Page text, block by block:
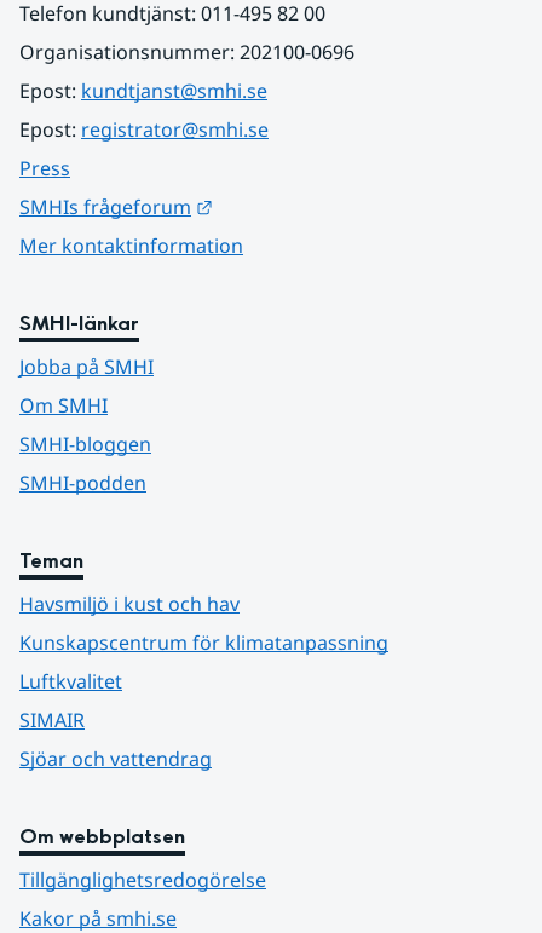
Telefon kundtjänst: 011-495 82 00
Organisationsnummer: 202100-0696
Epost: kundtjanst@smhi.se
Epost: registrator@smhi.se
Press
SMHIs frågeforum
Mer kontaktinformation
SMHI-länkar
Jobba på SMHI
Om SMHI
SMHI-bloggen
SMHI-podden
Teman
Havsmiljö i kust och hav
Kunskapscentrum för klimatanpassning
Luftkvalitet
SIMAIR
Sjöar och vattendrag
Om webbplatsen
Tillgänglighetsredogörelse
Kakor på smhi.se